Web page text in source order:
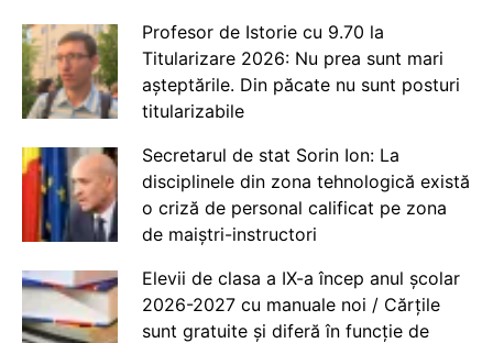
Profesor de Istorie cu 9.70 la
Titularizare 2026: Nu prea sunt mari
așteptările. Din păcate nu sunt posturi
titularizabile
Secretarul de stat Sorin Ion: La
disciplinele din zona tehnologică există
o criză de personal calificat pe zona
de maiștri-instructori
Elevii de clasa a IX-a încep anul școlar
2026-2027 cu manuale noi / Cărțile
sunt gratuite și diferă în funcție de